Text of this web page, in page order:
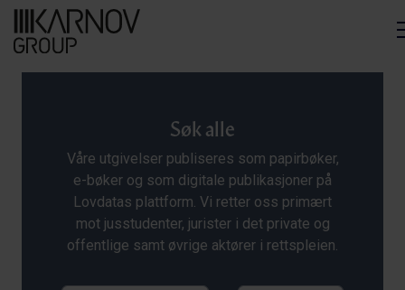
Søk alle
Våre utgivelser publiseres som papirbøker,
e-bøker og som digitale publikasjoner på
Lovdatas plattform. Vi retter oss primært
mot jusstudenter, jurister i det private og
offentlige samt øvrige aktører i rettspleien.